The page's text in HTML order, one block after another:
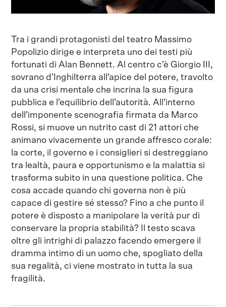
Tra i grandi protagonisti del teatro Massimo
Popolizio dirige e interpreta uno dei testi più
fortunati di Alan Bennett. Al centro c’è Giorgio III,
sovrano d’Inghilterra all’apice del potere, travolto
da una crisi mentale che incrina la sua figura
pubblica e l’equilibrio dell’autorità. All’interno
dell’imponente scenografia firmata da Marco
Rossi, si muove un nutrito cast di 21 attori che
animano vivacemente un grande affresco corale:
la corte, il governo e i consiglieri si destreggiano
tra lealtà, paura e opportunismo e la malattia si
trasforma subito in una questione politica. Che
cosa accade quando chi governa non è più
capace di gestire sé stesso? Fino a che punto il
potere è disposto a manipolare la verità pur di
conservare la propria stabilità? Il testo scava
oltre gli intrighi di palazzo facendo emergere il
dramma intimo di un uomo che, spogliato della
sua regalità, ci viene mostrato in tutta la sua
fragilità.